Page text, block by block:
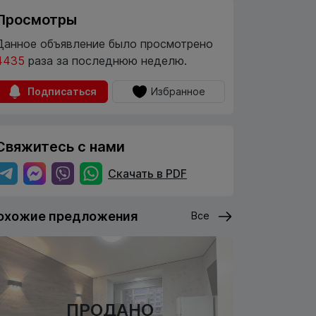
объявление было просмотрено
раза за последнюю неделю.
Подписаться Избранное
с нами
Скачать в PDF
предложения Все
ПРОДАНО